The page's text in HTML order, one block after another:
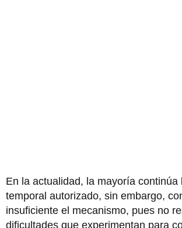
En la actualidad, la mayoría continúa
temporal autorizado, sin embargo,
insuficiente el mecanismo, pues no
dificultades que experimentan para